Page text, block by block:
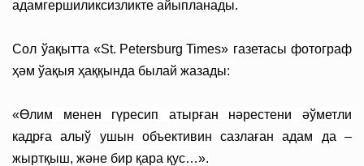
адамгершиликсизликте айыпланады.
Сол ўақытта «St. Petersburg Times» газетасы фотограф
ҳәм ўақыя ҳаққында былай жазады:
«Өлим менен гүресип атырған нәрестени әўметли
кадрға алыў ушын объективин сазлаған адам да –
жыртқыш, және бир қара қус…».